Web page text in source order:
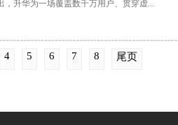
，升华为一场覆盖数千万用户、贯穿虚...
4 5 6 7 8 尾页